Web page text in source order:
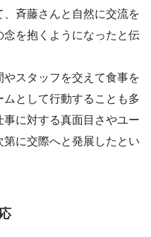
斉藤さんと自然に交流を
を抱くようになったと伝
スタッフを交えて食事を
として行動することも多
に対する真面目さやユー
に交際へと発展したとい